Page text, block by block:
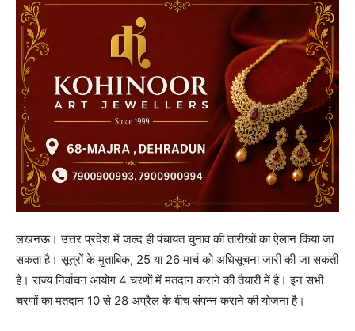
लखनऊ। उत्तर प्रदेश में जल्द ही पंचायत चुनाव की तारीखों का ऐलान किया जा
सकता है। सूत्रों के मुताबिक, 25 या 26 मार्च को अधिसूचना जारी की जा सकती
है। राज्य निर्वाचन आयोग 4 चरणों में मतदान कराने की तैयारी में है। इन सभी
चरणों का मतदान 10 से 28 अप्रैल के बीच संपन्न कराने की योजना है।